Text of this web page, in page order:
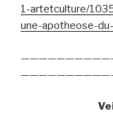
1-artetculture/
une-apotheose-
——————————-